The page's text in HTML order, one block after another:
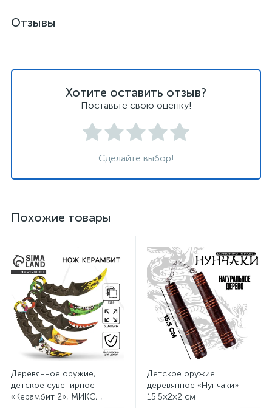
Отзывы
Хотите оставить отзыв?
Поставьте свою оценку!
Сделайте выбор!
Похожие товары
Деревянное оружие,
детское сувенирное
«Керамбит 2», МИКС, ,
Детское оружие
деревянное «Нунчаки»
15.5×2×2 см